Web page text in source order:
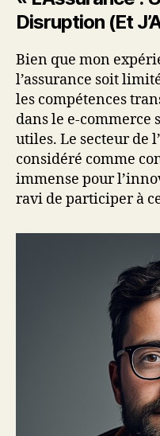
Disruption (Et
Bien que mon
l’assurance soit
les compétences
dans le e-
utiles. Le secteur de
considéré comme
immense pour
ravi de participer à